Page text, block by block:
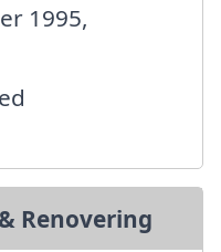
1995,
Renovering